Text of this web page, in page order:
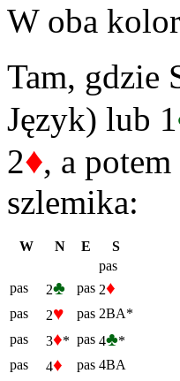
W oba
Tam, gdzie
Język) lub 1
2♦, a
szlemika:
W N E
S
pas
pas
2♣ pas 2♦
pas 2♥ pas 2BA*
pas
3♦* pas 4♣*
pas
4♦ pas 4BA